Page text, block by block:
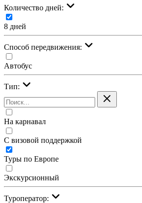
Количество дней:
8 дней
Cпособ передвижения:
Автобус
Тип:
На карнавал
С визовой поддержкой
Туры по Европе
Экскурсионный
Туроператор: